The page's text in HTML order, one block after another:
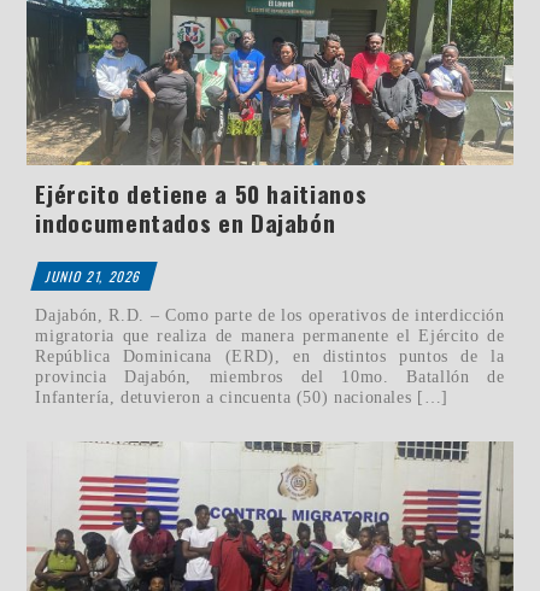
Ejército detiene a 50 haitianos
indocumentados en Dajabón
JUNIO 21, 2026
Dajabón, R.D. – Como parte de los operativos de interdicción
migratoria que realiza de manera permanente el Ejército de
República Dominicana (ERD), en distintos puntos de la
provincia Dajabón, miembros del 10mo. Batallón de
Infantería, detuvieron a cincuenta (50) nacionales […]